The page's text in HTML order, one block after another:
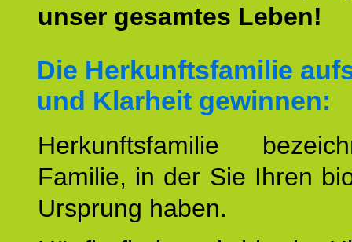
unser gesamtes Leben!
Die Herkunftsfamilie
und Klarheit gewinnen:
Herkunftsfamilie
Familie, in der Sie Ihren
Ursprung haben.